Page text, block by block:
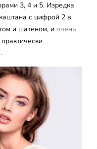
3, 4 и 5. Изредка
с цифрой 2 в
и шатеном, и очень